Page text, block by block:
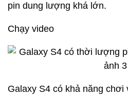
pin dung lượng khá lớn.
Chạy video
Galaxy S4 có khả năng chơi